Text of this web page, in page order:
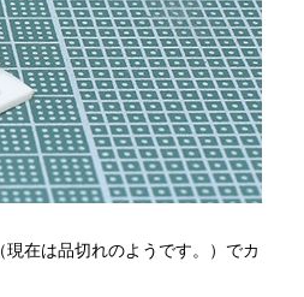
（現在は品切れのようです。）でカ